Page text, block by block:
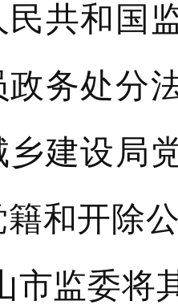
民共和国
政务处分
乡建设局
和开除
市监委将